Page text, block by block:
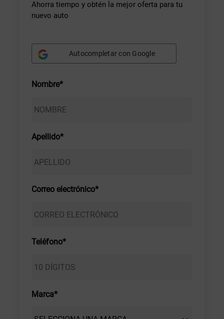
Ahorra tiempo y obtén la mejor oferta para tu
nuevo auto
Autocompletar con Google
Nombre*
Apellido*
Correo electrónico*
Teléfono*
Marca*